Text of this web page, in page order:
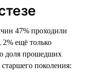
47% проходили
ещё только
доля прошедших
поколения: